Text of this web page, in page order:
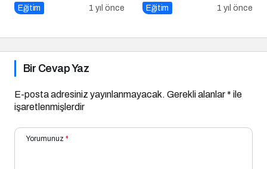
Geleceğe Yönelik Bir
Eğitim 1 yıl önce
Hedefinde?
Eğitim 1 yıl önce
Bir Cevap Yaz
E-posta adresiniz yayınlanmayacak. Gerekli alanlar* ile
işaretlenmişlerdir
Yorumunuz *